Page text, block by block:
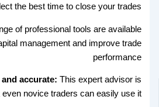
the best time to close your trades
of professional tools are available
management and improve trade
performance
and accurate:This expert advisor is
even novice traders can easily use it